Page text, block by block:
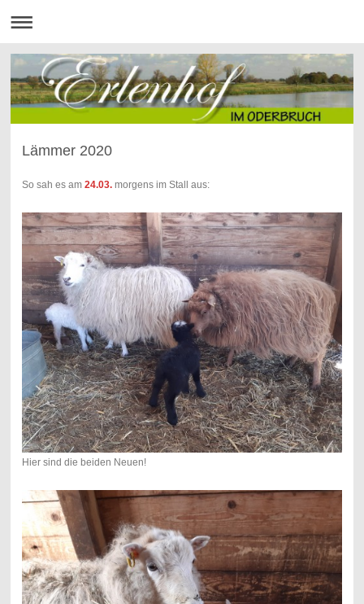
Lämmer 2020
So sah es am 24.03.morgens im Stall aus:
Hier sind die beiden Neuen!